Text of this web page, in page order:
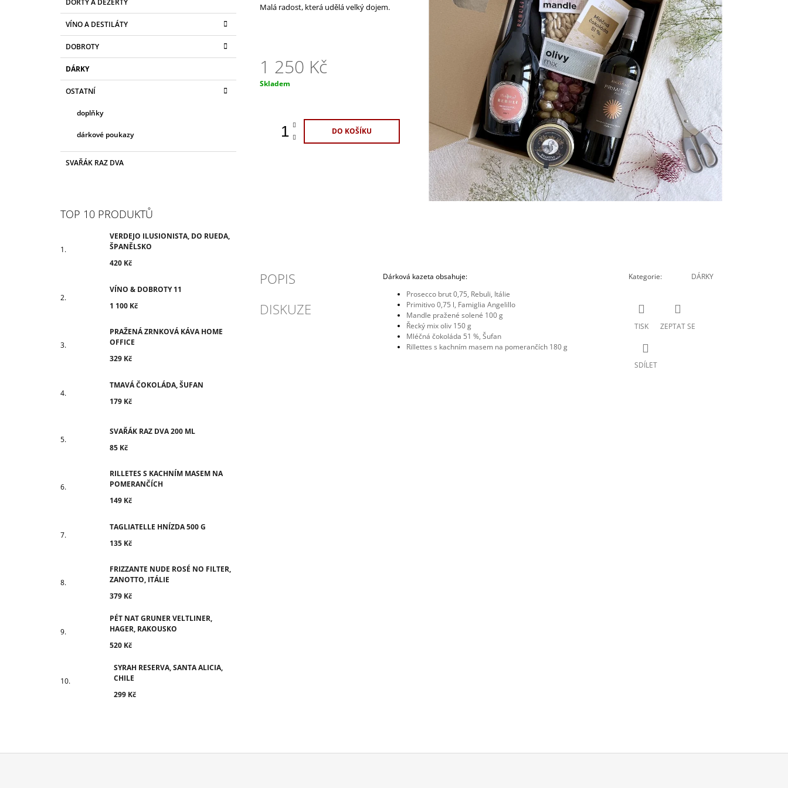
kategorie
T
G
O
R
E
DORTY A DEZERTY
VÍNO A DESTILÁTY
DOBROTY
DÁRKY
OSTATNÍ
doplňky
dárkové poukazy
SVAŘÁK RAZ DVA
TOP 10 PRODUKTŮ
VERDEJO ILUSIONISTA, DO RUEDA,
ŠPANĚLSKO
420 Kč
VÍNO & DOBROTY 11
1 100 Kč
PRAŽENÁ ZRNKOVÁ KÁVA HOME
OFFICE
329 Kč
TMAVÁ ČOKOLÁDA, ŠUFAN
179 Kč
SVAŘÁK RAZ DVA 200 ML
85 Kč
RILLETES S KACHNÍM MASEM NA
POMERANČÍCH
149 Kč
TAGLIATELLE HNÍZDA 500 G
135 Kč
FRIZZANTE NUDE ROSÉ NO FILTER,
ZANOTTO, ITÁLIE
379 Kč
PÉT NAT GRUNER VELTLINER,
HAGER, RAKOUSKO
520 Kč
SYRAH RESERVA, SANTA ALICIA,
CHILE
299 Kč
Malá radost, která udělá velký dojem.
1 250 Kč
Měrná
Skladem
DO KOŠÍKU
POPIS
DISKUZE
Dárková kazeta obsahuje:
Prosecco brut 0,75, Rebuli, Itálie
Primitivo 0,75 l, Famiglia Angelillo
Mandle pražené solené 100 g
Řecký mix oliv 150 g
Mléčná čokoláda 51 %, Šufan
Rillettes s kachním masem na pomerančích 180 g
Kategorie: DÁRKY
TISK ZEPTAT SE
SDÍLET
420 Kč
1 100 Kč
329 Kč